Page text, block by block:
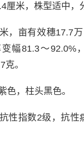
厘米，株型适中，
，亩有效穗17.7
幅81.3～92.0%
。
色，柱头黑色。
性指数2级，抗性